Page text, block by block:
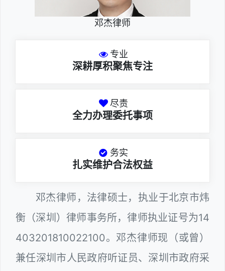
邓杰律师
专业
深耕厚积聚焦专注
尽责
全力办理委托事项
务实
扎实维护合法权益
邓杰律师，法律硕士，执业于北京市炜
衡（深圳）律师事务所，律师执业证号为14
403201810022100。邓杰律师现（或曾）
兼任深圳市人民政府听证员、深圳市政府采